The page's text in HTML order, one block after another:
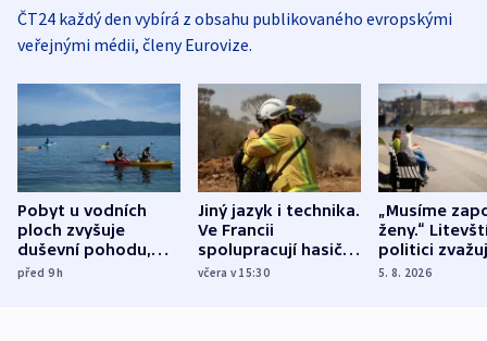
ČT24 každý den vybírá z obsahu publikovaného evropskými
veřejnými médii, členy Eurovize.
Pobyt u vodních
ploch zvyšuje
duševní pohodu,
ukázala
před 9h
Jiný jazyk i technika.
Ve Francii
spolupracují hasiči z
různých zemí
včera v 15:30
„Musíme
ženy.“
politici
dohodu o
5. 8. 2026